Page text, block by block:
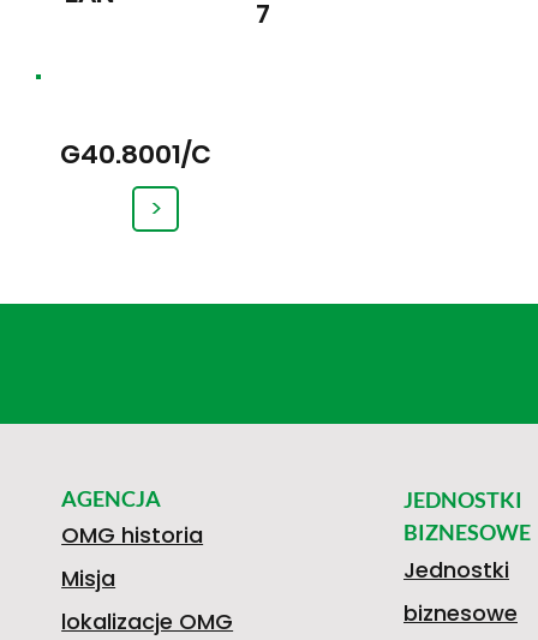
G40.8001/C
>
7
JEDNOSTKI
BIZNESOWE
Jednostki
biznesowe
AGENCJA
OMG historia
Misja
lokalizacje OMG